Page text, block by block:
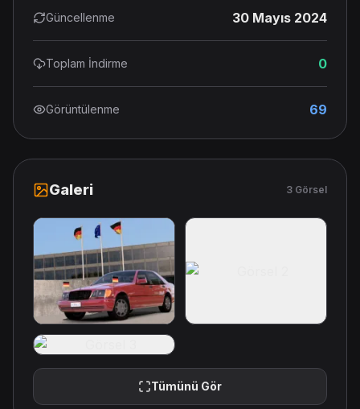
Güncellenme 30 Mayıs 2024
Toplam İndirme 0
Görüntülenme 69
Galeri 3 Görsel
Tümünü Gör